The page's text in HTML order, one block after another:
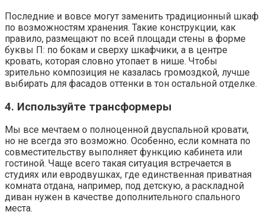
Последние и вовсе могут заменить традиционный шкаф
по возможностям хранения. Такие конструкции, как
правило, размещают по всей площади стены в форме
буквы П: по бокам и сверху шкафчики, а в центре
кровать, которая словно утопает в нише. Чтобы
зрительно композиция не казалась громоздкой, лучше
выбирать для фасадов оттенки в тон остальной отделке.
4. Используйте трансформеры
Мы все мечтаем о полноценной двуспальной кровати,
но не всегда это возможно. Особенно, если комната по
совместительству выполняет функцию кабинета или
гостиной. Чаще всего такая ситуация встречается в
студиях или евродвушках, где единственная приватная
комната отдана, например, под детскую, а раскладной
диван нужен в качестве дополнительного спального
места.